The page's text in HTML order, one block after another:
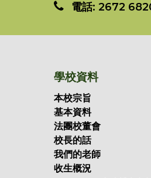
電話: 2672
學校資料
本校宗旨
基本資料
法團校董會
校長的話
我們的老師
收生概況